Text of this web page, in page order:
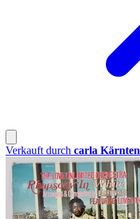
Verkauft durch carla Kärnten